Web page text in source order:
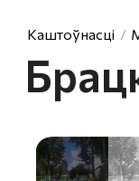
Каштоўнасці